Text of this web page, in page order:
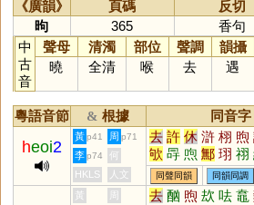
《廣韻》 頁碼 反切
昫
365
香句
中
古
音
聲母 清濁 部位 聲調 韻攝
曉
全清 喉 去 遇
粵語音節 & 根據 同音字
heoi2
黃 p41 周 p71 去 許 休 滸 栩 煦
欨 冔 喣 鄦 珝 祤
李 p74
何
HKLS
人文 同聲同韻 同韻同調
黃 周 去 酗 煦 㰦 呿 鼁